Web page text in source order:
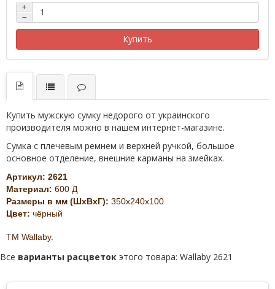
+
−
Купить
Купить мужскую сумку недорого от украинского
производителя можно в нашем интернет-магазине.
Сумка с плечевым ремнем и верхней ручкой, большое
основное отделение, внешние карманы на змейках.
Артикул: 2621
Материал: 600 Д
Размеры в мм (ШхВхГ): 350x240x100
Цвет: чёрный
ТМ Wallaby.
Все варианты расцветок этого товара: Wallaby 2621